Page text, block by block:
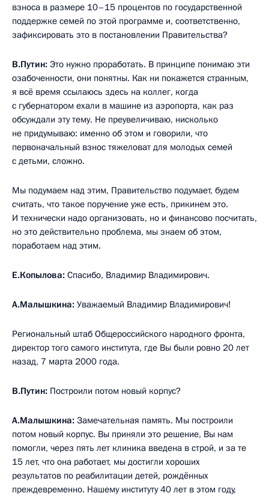
взноса в размере 10–15 процентов по государственной
поддержке семей по этой программе и, соответственно,
зафиксировать это в постановлении Правительства?
В.Путин: Это нужно проработать. В принципе понимаю эти
озабоченности, они понятны. Как ни покажется странным,
я всё время ссылаюсь здесь на коллег, когда
с губернатором ехали в машине из аэропорта, как раз
обсуждали эту тему. Не преувеличиваю, нисколько
не придумываю: именно об этом и говорили, что
первоначальный взнос тяжеловат для молодых семей
с детьми, сложно.
Мы подумаем над этим, Правительство подумает, будем
считать, что такое поручение уже есть, прикинем это.
И технически надо организовать, но и финансово посчитать,
но это действительно проблема, мы знаем об этом,
поработаем над этим.
Е.Копылова: Спасибо, Владимир Владимирович.
А.Малышкина: Уважаемый Владимир Владимирович!
Региональный штаб Общероссийского народного фронта,
директор того самого института, где Вы были ровно 20 лет
назад, 7 марта 2000 года.
В.Путин: Построили потом новый корпус?
А.Малышкина: Замечательная память. Мы построили
потом новый корпус. Вы приняли это решение, Вы нам
помогли, через пять лет клиника введена в строй, и за те
15 лет, что она работает, мы достигли хороших
результатов по реабилитации детей, рождённых
преждевременно. Нашему институту 40 лет в этом году,